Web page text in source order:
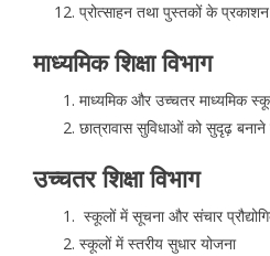
प्रोत्साहन तथा पुस्तकों के
माध्यमिक शिक्षा विभाग
माध्यमिक और उच्चतर माध्यमिक
छात्रावास सुविधाओं को सुदृढ़
उच्चतर शिक्षा विभाग
स्कूलों में सूचना और संचार
स्कूलों में स्तरीय सुधार योजना